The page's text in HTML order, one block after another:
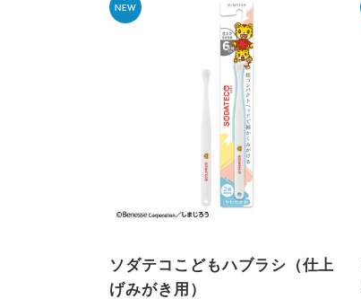
NEW
ソダテコこどもハブラシ（仕上
げみがき用）